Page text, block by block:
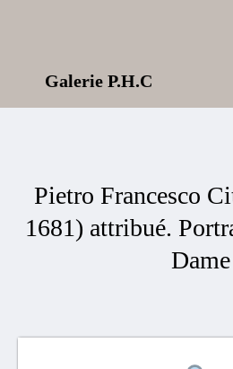
Galerie P.H.C
Pietro Francesco
1681) attribué.
Dame